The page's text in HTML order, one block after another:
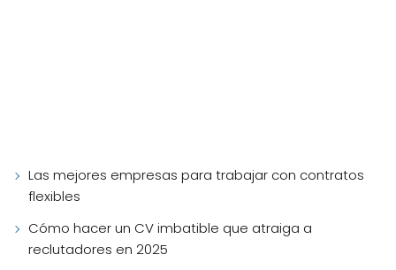
Las mejores empresas para trabajar con contratos
flexibles
Cómo hacer un CV imbatible que atraiga a
reclutadores en 2025